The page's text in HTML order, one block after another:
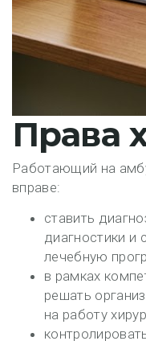
Права
Работающий на
вправе:
ставить
диагностики и
лечебную
в рамках
решать
на работу